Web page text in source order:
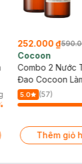
252.000 ₫
Cocoon
Combo 2 Nước
Đao Cocoon
Giảm Dầu 500ml
5.0 (57)
Thêm giỏ